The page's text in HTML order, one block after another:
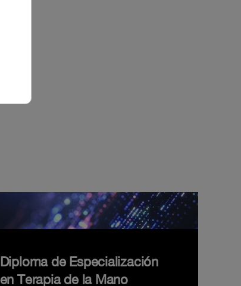
Diploma de Especialización
en Terapia de la Mano